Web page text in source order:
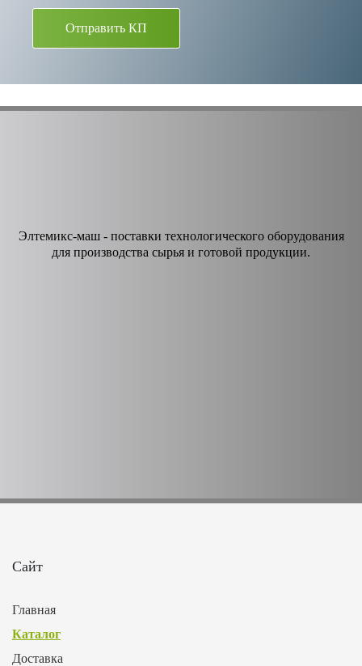
Отправить КП
Элтемикс-маш - поставки технологического оборудования
для производства сырья и готовой продукции.
Сайт
Главная
Каталог
Доставка